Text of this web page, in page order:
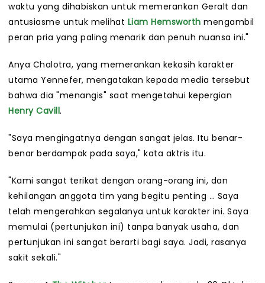
waktu yang dihabiskan untuk memerankan Geralt dan
antusiasme untuk melihat Liam Hemsworth mengambil
peran pria yang paling menarik dan penuh nuansa ini."
Anya Chalotra, yang memerankan kekasih karakter
utama Yennefer, mengatakan kepada media tersebut
bahwa dia "menangis" saat mengetahui kepergian
Henry Cavill.
"Saya mengingatnya dengan sangat jelas. Itu benar-
benar berdampak pada saya," kata aktris itu.
"Kami sangat terikat dengan orang-orang ini, dan
kehilangan anggota tim yang begitu penting … Saya
telah mengerahkan segalanya untuk karakter ini. Saya
memulai (pertunjukan ini) tanpa banyak usaha, dan
pertunjukan ini sangat berarti bagi saya. Jadi, rasanya
sakit sekali."